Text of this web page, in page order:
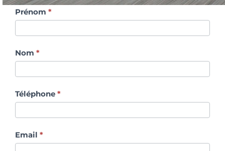
Contactez-
Prénom *
Nom *
Téléphone *
Email *